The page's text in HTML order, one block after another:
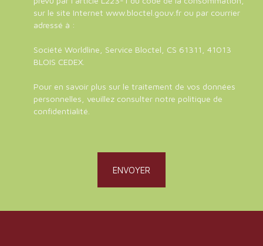
sur le site Internet www.bloctel.gouv.fr ou par courrier
adressé à :
Société Worldline, Service Bloctel, CS 61311, 41013
BLOIS CEDEX.
Pour en savoir plus sur le traitement de vos données
personnelles, veuillez consulter notre politique de
confidentialité
ENVOYER